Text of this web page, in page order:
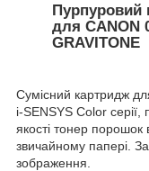
Пурпуровий
для CANON
GRAVITONE
Сумісний картридж
i-SENSYS Color серії,
якості тонер порошок
звичайному папері.
зображення.